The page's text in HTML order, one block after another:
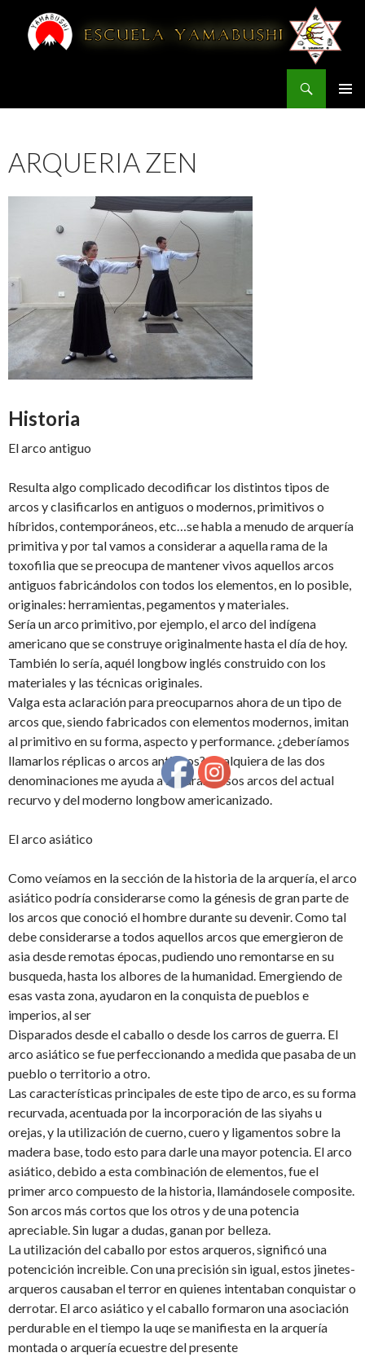
ARQUERIA ZEN
Historia
El arco antiguo
Resulta algo complicado decodificar los distintos tipos de
arcos y clasificarlos en antiguos o modernos, primitivos o
híbridos, contemporáneos, etc…se habla a menudo de arquería
primitiva y por tal vamos a considerar a aquella rama de la
toxofilia que se preocupa de mantener vivos aquellos arcos
antiguos fabricándolos con todos los elementos, en lo posible,
originales: herramientas, pegamentos y materiales.
Sería un arco primitivo, por ejemplo, el arco del indígena
americano que se construye originalmente hasta el día de hoy.
También lo sería, aquél longbow inglés construido con los
materiales y las técnicas originales.
Valga esta aclaración para preocuparnos ahora de un tipo de
arcos que, siendo fabricados con elementos modernos, imitan
al primitivo en su forma, aspecto y performance. ¿deberíamos
llamarlos réplicas o arcos antiguos? Cualquiera de las dos
denominaciones me ayuda a separar a esos arcos del actual
recurvo y del moderno longbow americanizado.
El arco asiático
Como veíamos en la sección de la historia de la arquería, el arco
asiático podría considerarse como la génesis de gran parte de
los arcos que conoció el hombre durante su devenir. Como tal
debe considerarse a todos aquellos arcos que emergieron de
asia desde remotas épocas, pudiendo uno remontarse en su
busqueda, hasta los albores de la humanidad. Emergiendo de
esas vasta zona, ayudaron en la conquista de pueblos e
imperios, al ser
Disparados desde el caballo o desde los carros de guerra. El
arco asiático se fue perfeccionando a medida que pasaba de un
pueblo o territorio a otro.
Las características principales de este tipo de arco, es su forma
recurvada, acentuada por la incorporación de las siyahs u
orejas, y la utilización de cuerno, cuero y ligamentos sobre la
madera base, todo esto para darle una mayor potencia. El arco
asiático, debido a esta combinación de elementos, fue el
primer arco compuesto de la historia, llamándosele composite.
Son arcos más cortos que los otros y de una potencia
apreciable. Sin lugar a dudas, ganan por belleza.
La utilización del caballo por estos arqueros, significó una
potencición increible. Con una precisión sin igual, estos jinetes-
arqueros causaban el terror en quienes intentaban conquistar o
derrotar. El arco asiático y el caballo formaron una asociación
perdurable en el tiempo la uqe se manifiesta en la arquería
montada o arquería ecuestre del presente